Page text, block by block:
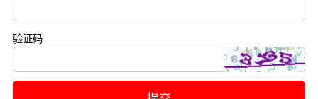
验证码